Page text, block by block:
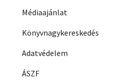
Médiaajánlat
Könyvnagykereskedés
Adatvédelem
ÁSZF